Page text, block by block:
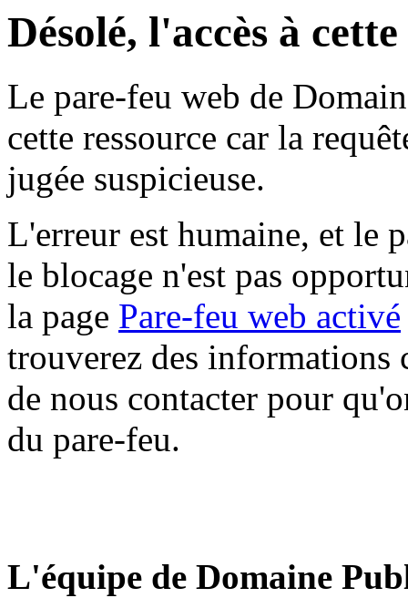
Désolé, l'accès à
Le pare-feu web de
cette ressource car la
jugée suspicieuse.
L'erreur est humaine, et le
le blocage n'est pas
la page Pare-feu web activé
trouverez des informations
de nous contacter pour
du pare-feu.
L'équipe de Domaine